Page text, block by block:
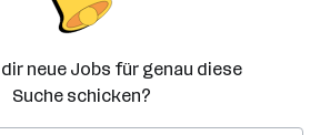
neue Jobs für genau diese
Suche schicken?